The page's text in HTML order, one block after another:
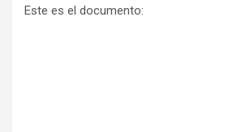
Este es el documento: